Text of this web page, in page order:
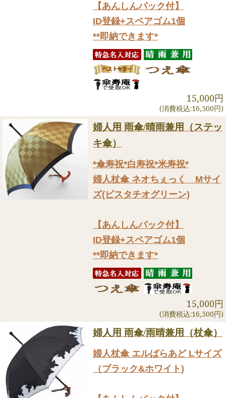
【あんしんパック付】
ID登録+スペアゴム1個
**即納できます*
15,000円
(消費税込:16,500円)
婦人用 雨傘/晴雨兼用（ステッ
キ傘）
*傘寿祝*白寿祝*米寿祝*
婦人杖傘 ネオちぇっく Mサイ
ズ(ピスタチオグリーン)
【あんしんパック付】
ID登録+スペアゴム1個
**即納できます*
15,000円
(消費税込:16,500円)
婦人用 雨傘/雨晴兼用（杖傘）
婦人杖傘 エルばらあど Lサイズ
（ブラック&ホワイト)